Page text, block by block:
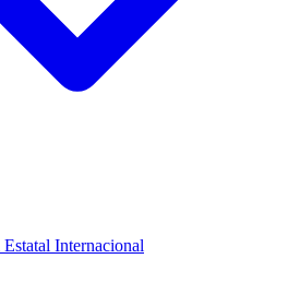
Estatal Internacional